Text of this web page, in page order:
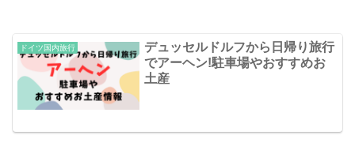
ドイツ国内旅行
デュッセルドルフから日帰り旅行
でアーヘン!駐車場やおすすめお
土産